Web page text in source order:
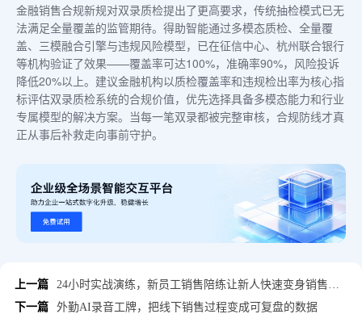
金融销售合规新规对双录质检提出了更高要求，传统抽检模式已无
法满足全量覆盖的监管期待。得助智能通过多模态质检、全量覆
盖、三模融合引擎与违规风险模型，已在征信中心、杭州联合银行
等机构验证了效果——覆盖率可达100%，准确率90%，风险投诉
降低20%以上。建议金融机构以质检覆盖率和违规检出率为核心指
标评估双录质检系统的合规价值，优先选择具备多模态能力和行业
专属模型的解决方案。当每一笔双录都被完整审核，合规防线才真
正从事后补救走向事前守护。
上一篇
24小时实战演练，新员工销售陪练让新人快速变身销售能手
下一篇
外勤AI录音工牌，把线下销售过程变成可复盘的数据